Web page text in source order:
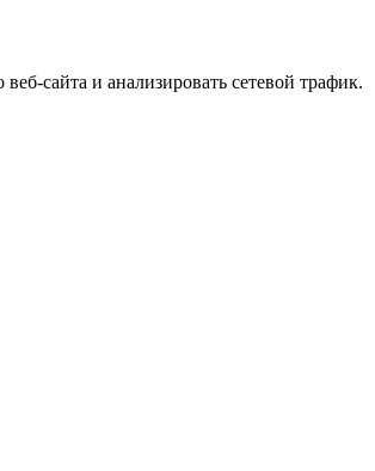
сайта и анализировать сетевой трафик.